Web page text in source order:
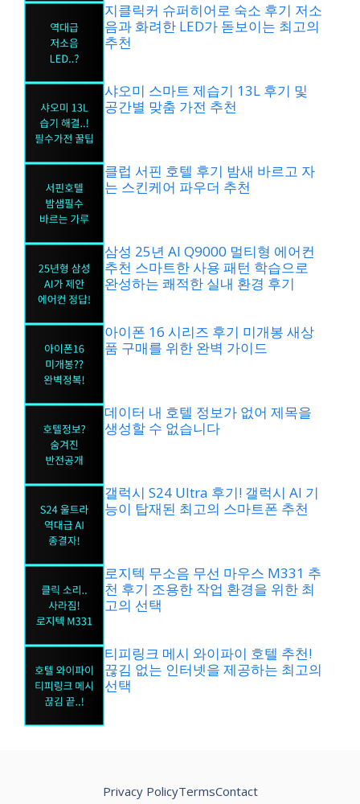
지클릭커 슈퍼히어로 숙소 후기 저소
음과 화려한 LED가 돋보이는 최고의
추천
샤오미 스마트 제습기 13L 후기 및
공간별 맞춤 가전 추천
클럽 서핀 호텔 후기 밤새 바르고 자
는 스킨케어 파우더 추천
삼성 25년 AI Q9000 멀티형 에어컨
추천 스마트한 사용 패턴 학습으로
완성하는 쾌적한 실내 환경 후기
아이폰 16 시리즈 후기 미개봉 새상
품 구매를 위한 완벽 가이드
데이터 내 호텔 정보가 없어 제목을
생성할 수 없습니다
갤럭시 S24 Ultra 후기! 갤럭시 AI 기
능이 탑재된 최고의 스마트폰 추천
로지텍 무소음 무선 마우스 M331 추
천 후기 조용한 작업 환경을 위한 최
고의 선택
티피링크 메시 와이파이 호텔 추천!
끊김 없는 인터넷을 제공하는 최고의
선택
Privacy PolicyTermsContact